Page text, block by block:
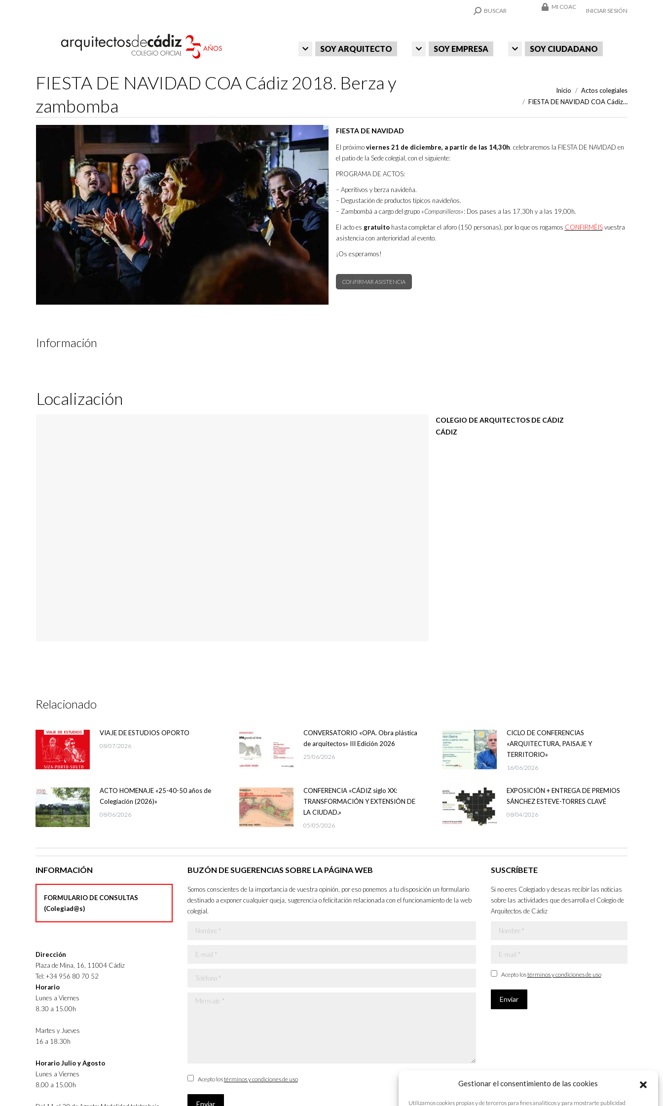
Gestionar el consentimiento de las cookies
Utilizamos cookies propias y de terceros para fines analíticos y para mostrarte publicidad
SEARCH:
BUSCAR
MI COAC
INICIAR SESIÓN
SOY ARQUITECTO SOY EMPRESA SOY CIUDADANO
FIESTA DE NAVIDAD COA Cádiz 2018. Berza y
zambomba
Inicio
Actos colegiales
FIESTA DE NAVIDAD COA Cádiz…
FIESTA DE NAVIDAD
El próximoviernes 21 de diciembre, a partir de las 14,30h. celebraremos la FIESTA DE NAVIDAD en
el patio de la Sede colegial, con el siguiente:
PROGRAMA DE ACTOS:
– Aperitivos y berza navideña.
– Degustación de productos típicos navideños.
– Zambombá a cargo del grupo «Companilleros«: Dos pases a las 17,30h y a las 19,00h.
El acto es gratuitohasta completar el aforo (150 personas), por lo que os rogamos CONFIRMÉISvuestra
asistencia con anterioridad al evento.
¡Os esperamos!
CONFIRMAR ASISTENCIA
Información
Localización
COLEGIO DE ARQUITECTOS DE CÁDIZ
CÁDIZ
Relacionado
VIAJE DE ESTUDIOS OPORTO
08/07/2026
CONVERSATORIO «OPA. Obra plástica
de arquitectos» III Edición 2026
25/06/2026
CICLO DE CONFERENCIAS
«ARQUITECTURA, PAISAJE Y
TERRITORIO»
16/06/2026
ACTO HOMENAJE «25-40-50 años de
Colegiación (2026)»
08/06/2026
CONFERENCIA «CÁDIZ siglo XX:
TRANSFORMACIÓN Y EXTENSIÓN DE
LA CIUDAD.»
05/05/2026
EXPOSICIÓN + ENTREGA DE PREMIOS
SÁNCHEZ ESTEVE-TORRES CLAVÉ
08/04/2026
INFORMACIÓN
FORMULARIO DE CONSULTAS
(Colegiad@s)
Dirección
Plaza de Mina, 16, 11004 Cádiz
Tel: +34 956 80 70 52
Horario
Lunes a Viernes
8.30 a 15.00h
Martes y Jueves
16 a 18.30h
Horario Julio y Agosto
Lunes a Viernes
8.00 a 15.00h
BUZÓN DE SUGERENCIAS SOBRE LA PÁGINA WEB
Somos conscientes de la importancia de vuestra opinión, por eso ponemos a tu disposición un formulario
destinado a exponer cualquier queja, sugerencia o felicitación relacionada con el funcionamiento de la web
colegial.
Nombre *
E-mail *
Teléfono *
Mensaje *
Acepto lostérminos y condiciones de uso
Enviar
SUSCRÍBETE
Si no eres Colegiado y deseas recibir las noticias
sobre las actividades que desarrolla el Colegio de
Arquitectos de Cádiz
Nombre *
E-mail *
Acepto lostérminos y condiciones de uso
Enviar